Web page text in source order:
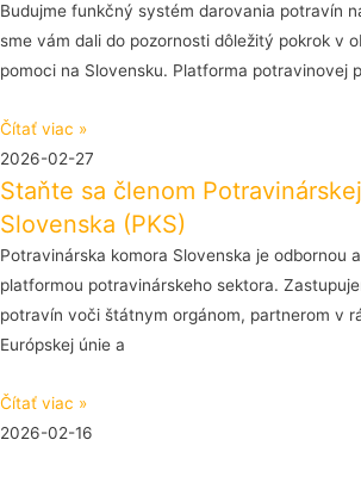
Budujme funkčný systém darovania potravín
sme vám dali do pozornosti dôležitý pokrok v
pomoci na Slovensku. Platforma potravinovej
Čítať viac »
2026-02-27
Staňte sa členom
Slovenska (PKS)
Potravinárska komora Slovenska je odbornou
platformou potravinárskeho sektora.
potravín voči štátnym orgánom, partnerom v
Európskej únie a
Čítať viac »
2026-02-16